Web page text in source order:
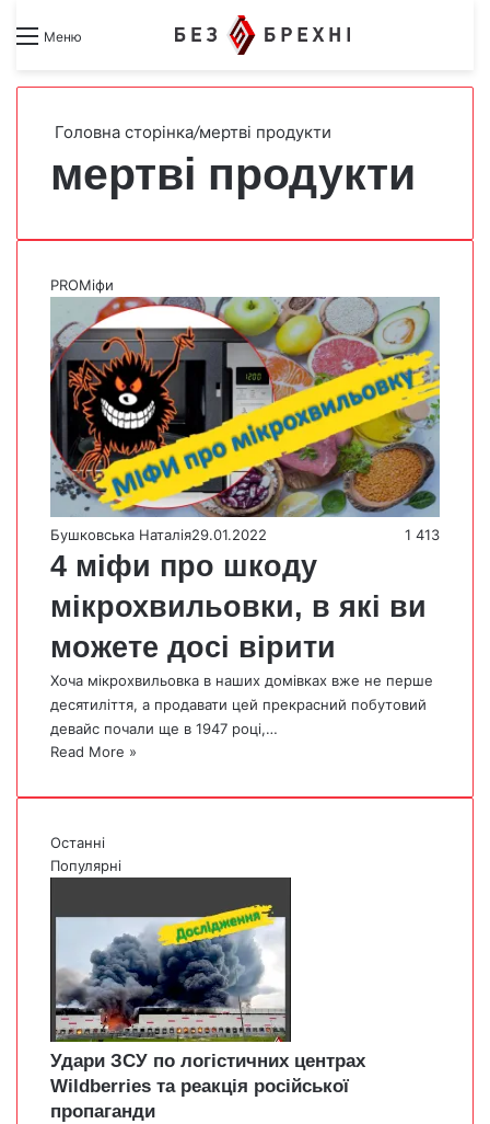
Меню Search forSwitch skin
Головна сторінка/мертві продукти
мертві продукти
PROМіфи
Бушковська Наталія29.01.2022 1 413
4 міфи про шкоду
мікрохвильовки, в які ви
можете досі вірити
Хоча мікрохвильовка в наших домівках вже не перше
десятиліття, а продавати цей прекрасний побутовий
девайс почали ще в 1947 році,…
Read More »
Останні
Популярні
Удари ЗСУ по логістичних центрах
Wildberries та реакція російської
пропаганди